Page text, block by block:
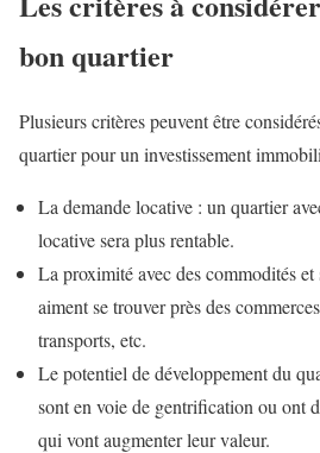
bon quartier
Plusieurs critères peuvent être
quartier pour un investissement
La demande locative : un quartier
locative sera plus rentable.
La proximité avec des commodités et
aiment se trouver près des
transports, etc.
Le potentiel de développement du
sont en voie de gentrification ou ont
qui vont augmenter leur valeur.